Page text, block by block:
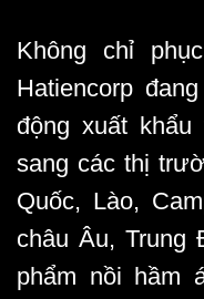
Không chỉ
Hatiencorp
động xuất khẩu
sang các thị
Quốc, Lào,
châu Âu, Trung
phẩm nồi hầm